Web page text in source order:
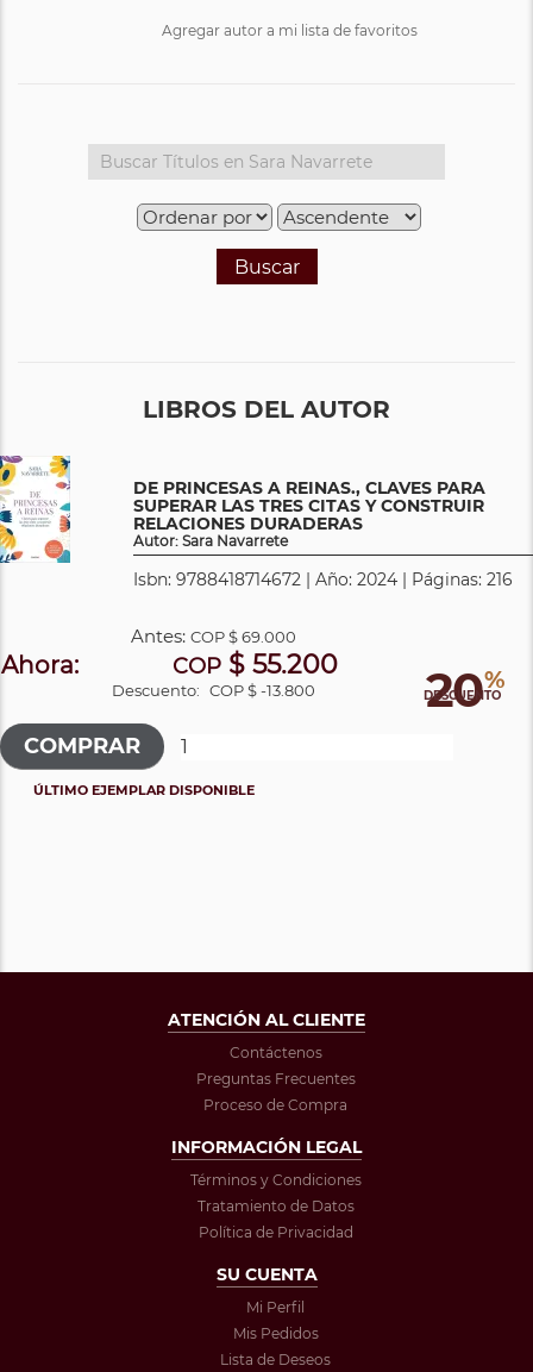
Agregar autor a mi lista de favoritos
Buscar
LIBROS DEL AUTOR
DE PRINCESAS A REINAS., CLAVES PARA
SUPERAR LAS TRES CITAS Y CONSTRUIR
RELACIONES DURADERAS
Autor: Sara Navarrete
Isbn: 9788418714672 | Año: 2024 | Páginas: 216
20%
DESCUENTO
Antes: COP$ 69.000
Ahora: COP$ 55.200
Descuento: COP $ -13.800
ÚLTIMO EJEMPLAR DISPONIBLE
ATENCIÓN AL CLIENTE
Contáctenos
Preguntas Frecuentes
Proceso de Compra
INFORMACIÓN LEGAL
Términos y Condiciones
Tratamiento de Datos
Política de Privacidad
SU CUENTA
Mi Perfil
Mis Pedidos
Lista de Deseos